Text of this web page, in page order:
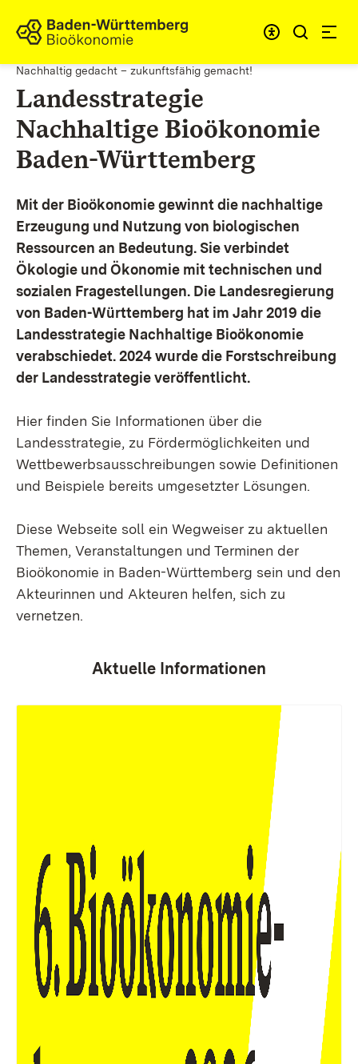
Zum Inhalt springen
Link zur Startseite
Nachhaltig gedacht – zukunftsfähig gemacht!
Landesstrategie
Nachhaltige Bioökonomie
Baden-Württemberg
Mit der Bioökonomie gewinnt die nachhaltige
Erzeugung und Nutzung von biologischen
Ressourcen an Bedeutung. Sie verbindet
Ökologie und Ökonomie mit technischen und
sozialen Fragestellungen. Die Landesregierung
von Baden-Württemberg hat im Jahr 2019 die
Landesstrategie Nachhaltige Bioökonomie
verabschiedet. 2024 wurde die Forstschreibung
der Landesstrategie veröffentlicht.
Hier finden Sie Informationen über die
Landesstrategie, zu Fördermöglichkeiten und
Wettbewerbsausschreibungen sowie Definitionen
und Beispiele bereits umgesetzter Lösungen.
Diese Webseite soll ein Wegweiser zu aktuellen
Themen, Veranstaltungen und Terminen der
Bioökonomie in Baden-Württemberg sein und den
Akteurinnen und Akteuren helfen, sich zu
vernetzen.
Aktuelle Informationen